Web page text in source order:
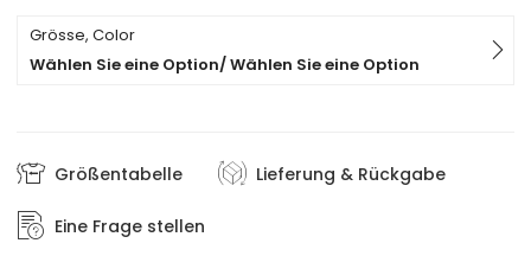
Grösse, Color
Wählen Sie eine Option/ Wählen Sie eine Option
Größentabelle Lieferung & Rückgabe
Eine Frage stellen